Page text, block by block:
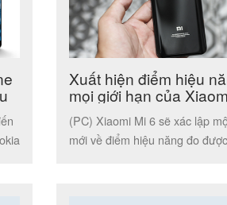
Xuất hiện điểm hiệu
mọi giới hạn của
(PC) Xiaomi Mi 6 sẽ xác lập
mới về điểm hiệu năng đo